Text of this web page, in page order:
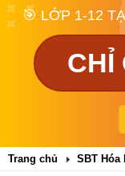
🎯 LỚP 1-12
CHỈ
Trang chủ SBT Hóa